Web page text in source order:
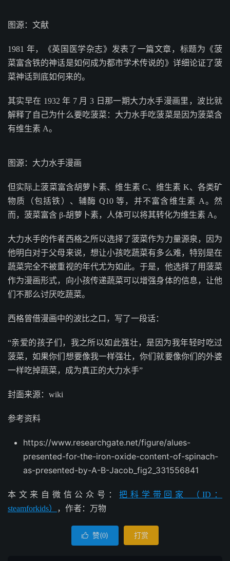
图源：文献
1981 年，《英国医学杂志》发表了一篇文章，标题为《菠
菜富含铁的神话是如何成为都市学术传说的》详细论证了菠
菜神话到底如何来的。
其实早在 1932 年 7 月 3 日那一期大力水手漫画里，波比就
解释了自己为什么要吃菠菜：大力水手吃菠菜是因为菠菜含
有维生素 A。
图源：大力水手漫画
但实际上菠菜富含胡萝卜素、维生素 C、维生素 K、各类矿
物质（包括铁）、辅酶 Q10 等，并不富含维生素 A。然
而，菠菜富含 β-胡萝卜素，人体可以将其转化为维生素 A。
大力水手的作者西格之所以选择了菠菜作为力量源泉，因为
他明白对于父母来说，想让小孩吃蔬菜有多么难，特别是在
蔬菜完全不被重视的年代尤为如此。于是，他选择了用菠菜
作为漫画形式，向小孩传递蔬菜可以增强身体的信息，让他
们不那么讨厌吃蔬菜。
西格曾借漫画中的波比之口，写了一段话：
“亲爱的孩子们，我之所以如此强壮，是因为我年轻时吃过
菠菜，如果你们想要像我一样强壮，你们就要像你们的外婆
一样吃掉蔬菜，成为真正的大力水手”
封面来源：wiki
参考资料
https://www.researchgate.net/figure/alues-
presented-for-the-iron-oxide-content-of-spinach-
as-presented-by-A-B-Jacob_fig2_331556841
本文来自微信公众号：把科学带回家 （ID：
steamforkids）
，作者：万物
 赞(0) 打赏